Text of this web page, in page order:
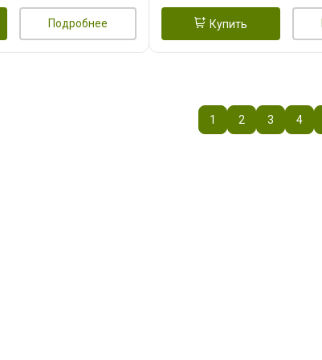
Подробнее Купить
1 2 3 4